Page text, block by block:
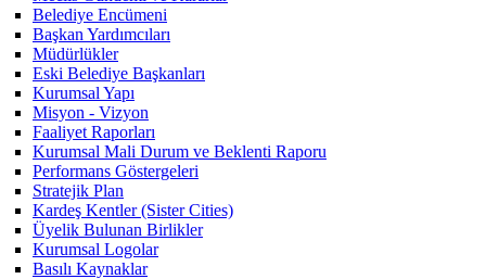
Belediye Encümeni
Başkan Yardımcıları
Müdürlükler
Eski Belediye Başkanları
Kurumsal Yapı
Misyon - Vizyon
Faaliyet Raporları
Kurumsal Mali Durum ve Beklenti Raporu
Performans Göstergeleri
Stratejik Plan
Kardeş Kentler (Sister Cities)
Üyelik Bulunan Birlikler
Kurumsal Logolar
Basılı Kaynaklar